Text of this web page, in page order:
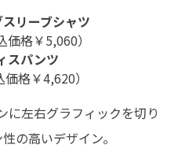
リーブシャツ
価格￥5,060）
スパンツ
価格￥4,620）
に左右グラフィックを切り
の高いデザイン。